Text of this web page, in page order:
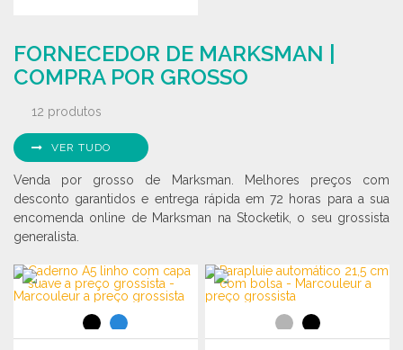
Solicitar um orçamento
FORNECEDOR DE MARKSMAN |
COMPRA POR GROSSO
12 produtos
VER TUDO
Venda por grosso de Marksman. Melhores preços com
desconto garantidos e entrega rápida em 72 horas para a sua
encomenda online de Marksman na Stocketik, o seu grossista
generalista.